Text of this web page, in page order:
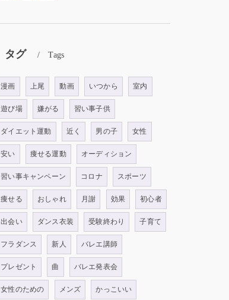
タグ Tags
漫画 上尾 動画 いつから 室内
遊び場 嫌がる 習い事子供
ダイエット運動 近く 男の子 女性
安い 痩せる運動 オーディション
習い事キャンペーン コロナ スポーツ
痩せる おしゃれ 月謝 効果 初心者
出会い ダンス衣装 受験終わり 子育て
フラダンス 新人 バレエ講師
プレゼント 曲 バレエ発表会
女性のための メンズ かっこいい